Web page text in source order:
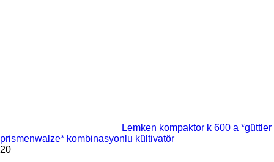
Lemken kompaktor k 600 a *güttler
prismenwalze* kombinasyonlu kültivatör
20